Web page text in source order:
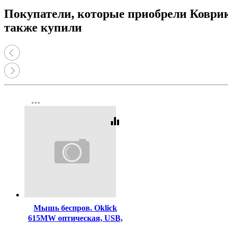
Оборудование банковское
Шредеры
Покупатели, которые приобрели
также купили
more_horiz
equalizer
Мышь беспров. Oklick
615MW оптическая, USB,